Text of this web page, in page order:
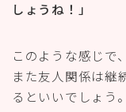
しょうね！」
このような感じで
また友人関係は継
るといいでしょう。